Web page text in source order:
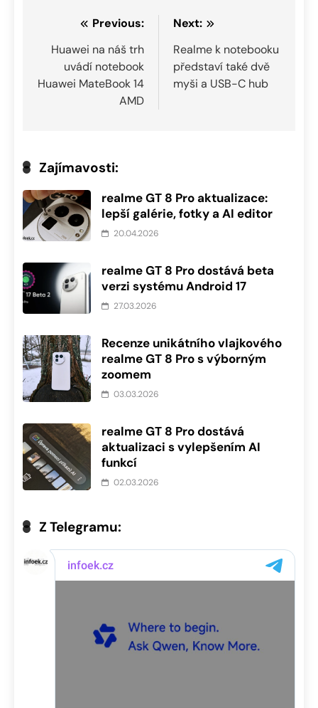
Navigace
pro
příspěvek
Previous:
Huawei na náš trh
uvádí notebook
Huawei MateBook 14
AMD
Next:
Realme k notebooku
představí také dvě
myši a USB-C hub
Zajímavosti:
realme GT 8 Pro aktualizace:
lepší galérie, fotky a AI editor
20.04.2026
realme GT 8 Pro dostává beta
verzi systému Android 17
27.03.2026
Recenze unikátního vlajkového
realme GT 8 Pro s výborným
zoomem
03.03.2026
realme GT 8 Pro dostává
aktualizaci s vylepšením AI
funkcí
02.03.2026
Z Telegramu: